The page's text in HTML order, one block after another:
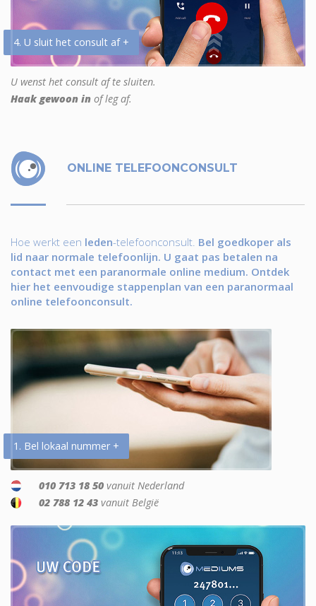
4. U sluit het consult af +
U wenst het consult af te sluiten.
Haak gewoon in of leg af.
ONLINE TELEFOONCONSULT
Hoe werkt een leden-telefoonconsult. Bel goedkoper als
lid naar normale telefoonlijn. U gaat pas betalen na
contact met een paranormale online medium. Ontdek
hier het eenvoudige stappenplan van een paranormaal
online telefoonconsult.
1. Bel lokaal nummer +
010 713 18 50 vanuit Nederland
02 788 12 43 vanuit België